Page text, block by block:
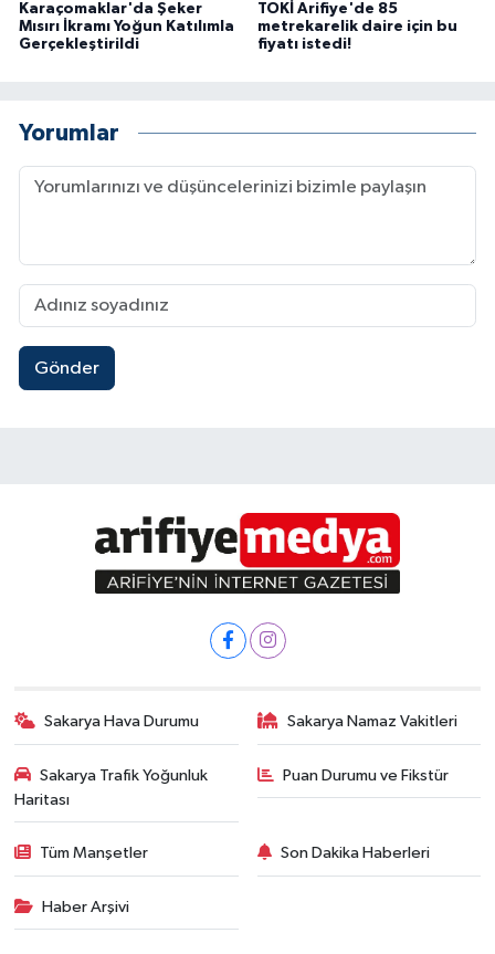
Karaçomaklar'da Şeker
Mısırı İkramı Yoğun Katılımla
Gerçekleştirildi
TOKİ Arifiye'de 85
metrekarelik daire için bu
fiyatı istedi!
Yorumlar
Gönder
Sakarya Hava Durumu Sakarya Namaz Vakitleri
Sakarya Trafik Yoğunluk
Haritası
Puan Durumu ve Fikstür
Tüm Manşetler Son Dakika Haberleri
Haber Arşivi